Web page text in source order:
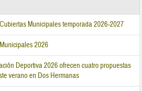
Municipales temporada 2026-2027
2026
Deportiva 2026 ofrecen cuatro propuestas
verano en Dos Hermanas